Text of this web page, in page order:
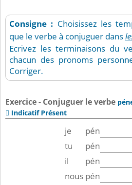
Consigne : Choisissez les
que le verbe à conjuguer dans
Ecrivez les terminaisons du
chacun des pronoms
Corriger.
Exercice - Conjuguer le verbe
 Indicatif Présent
je
pén
tu
pén
il
pén
nous pén